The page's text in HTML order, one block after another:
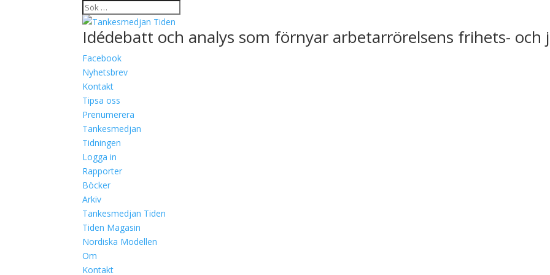
Idédebatt och analys som förnyar arbetarrörelsens frihets- och
Facebook
Nyhetsbrev
Kontakt
Tipsa oss
Prenumerera
Tankesmedjan
Tidningen
Logga in
Rapporter
Böcker
Arkiv
Tankesmedjan Tiden
Tiden Magasin
Nordiska Modellen
Om
Kontakt